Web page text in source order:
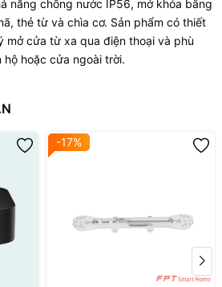
năng chống nước IP56, mở khóa bằng
thẻ từ và chìa cơ. Sản phẩm có thiết
mở cửa từ xa qua điện thoại và phù
hộ hoặc cửa ngoài trời.
-17%